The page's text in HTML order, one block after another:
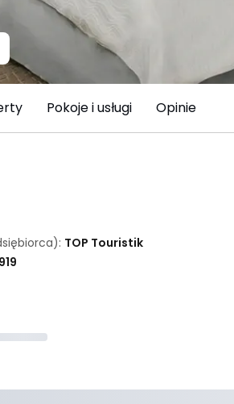
Pokoje i usługi Opinie
TOP Touristik